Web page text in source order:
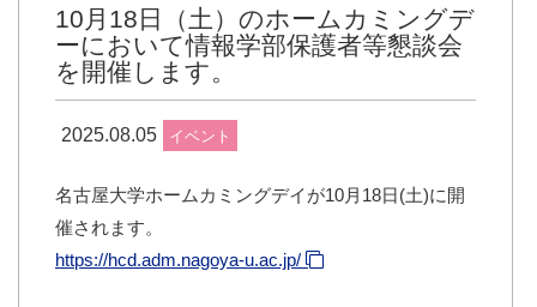
10月18日（土）のホームカミングデ
ーにおいて情報学部保護者等懇談会
を開催します。
2025.08.05 イベント
名古屋大学ホームカミングデイが10月18日(土)に開
催されます。
https://hcd.adm.nagoya-u.ac.jp/